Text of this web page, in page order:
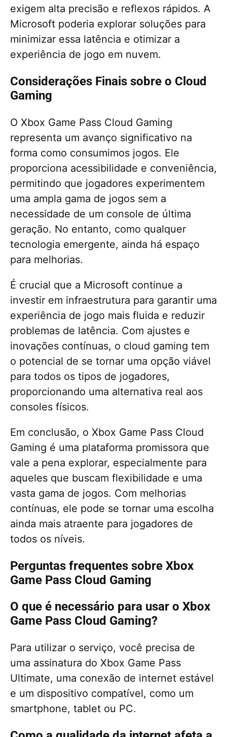
exigem alta precisão e reflexos rápidos. A
Microsoft poderia explorar soluções para
minimizar essa latência e otimizar a
experiência de jogo em nuvem.
Considerações Finais sobre o Cloud
Gaming
O Xbox Game Pass Cloud Gaming
representa um avanço significativo na
forma como consumimos jogos. Ele
proporciona acessibilidade e conveniência,
permitindo que jogadores experimentem
uma ampla gama de jogos sem a
necessidade de um console de última
geração. No entanto, como qualquer
tecnologia emergente, ainda há espaço
para melhorias.
É crucial que a Microsoft continue a
investir em infraestrutura para garantir uma
experiência de jogo mais fluida e reduzir
problemas de latência. Com ajustes e
inovações contínuas, o cloud gaming tem
o potencial de se tornar uma opção viável
para todos os tipos de jogadores,
proporcionando uma alternativa real aos
consoles físicos.
Em conclusão, o Xbox Game Pass Cloud
Gaming é uma plataforma promissora que
vale a pena explorar, especialmente para
aqueles que buscam flexibilidade e uma
vasta gama de jogos. Com melhorias
contínuas, ele pode se tornar uma escolha
ainda mais atraente para jogadores de
todos os níveis.
Perguntas frequentes sobre Xbox
Game Pass Cloud Gaming
O que é necessário para usar o Xbox
Game Pass Cloud Gaming?
Para utilizar o serviço, você precisa de
uma assinatura do Xbox Game Pass
Ultimate, uma conexão de internet estável
e um dispositivo compatível, como um
smartphone, tablet ou PC.